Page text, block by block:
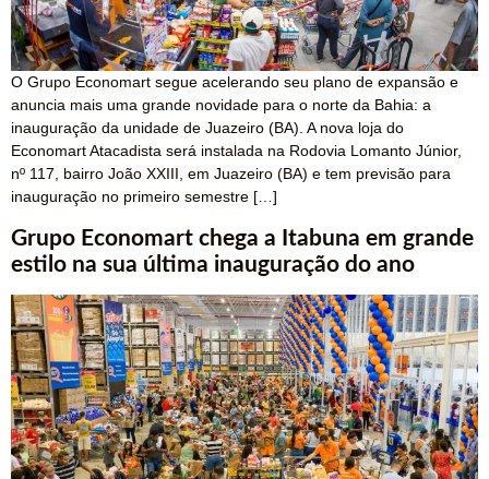
O Grupo Economart segue acelerando seu plano de expansão e
anuncia mais uma grande novidade para o norte da Bahia: a
inauguração da unidade de Juazeiro (BA). A nova loja do
Economart Atacadista será instalada na Rodovia Lomanto Júnior,
nº 117, bairro João XXIII, em Juazeiro (BA) e tem previsão para
inauguração no primeiro semestre […]
Grupo Economart chega a Itabuna em grande
estilo na sua última inauguração do ano